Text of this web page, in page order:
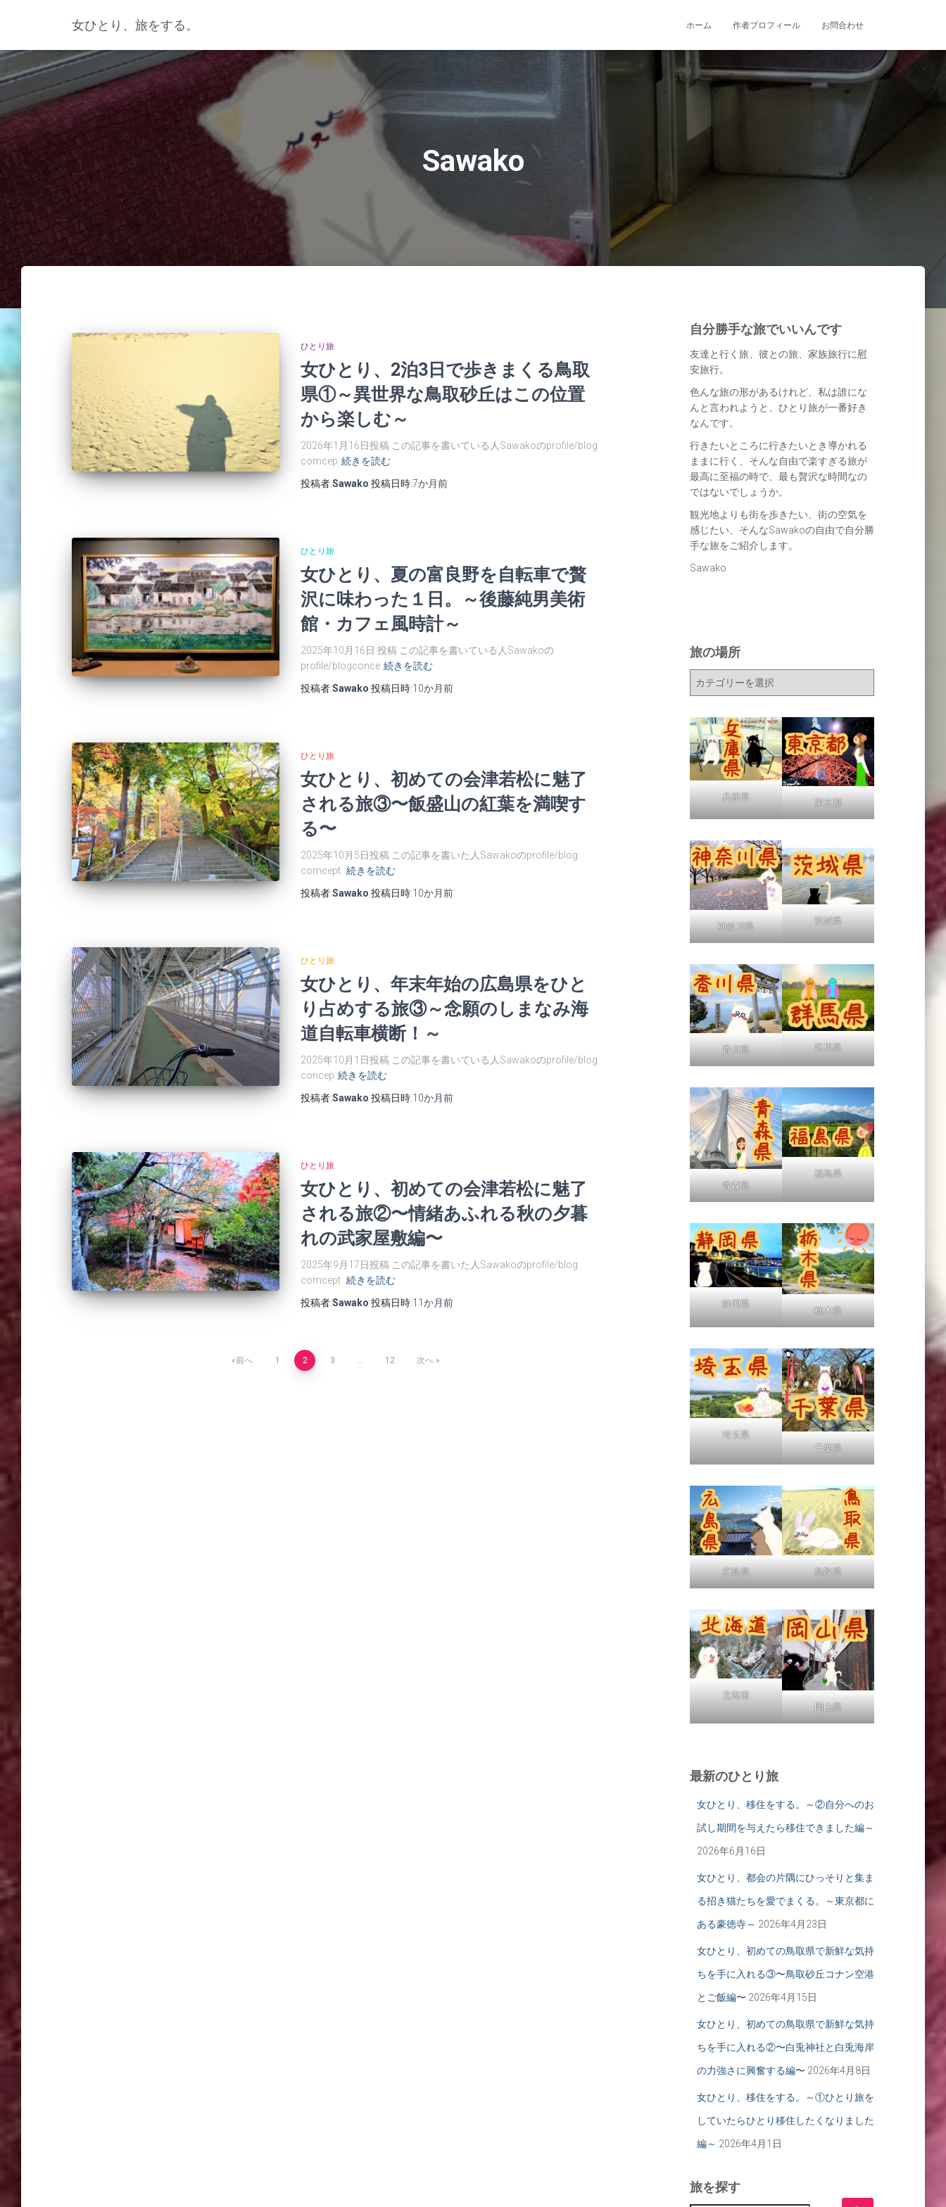
女ひとり、旅をする。 ホーム 作者プロフィール お問合わせ
Sawako
ひとり旅
女ひとり、2泊3日で歩きまくる鳥取
県①～異世界な鳥取砂丘はこの位置
から楽しむ～
2026年1月16日投稿 この記事を書いている人Sawakoのprofile/blog
comcep 続きを読む
投稿者:Sawako 投稿日時:7か月前
ひとり旅
女ひとり、夏の富良野を自転車で贅
沢に味わった１日。～後藤純男美術
館・カフェ風時計～
2025年10月16日 投稿 この記事を書いている人Sawakoの
profile/blogconce 続きを読む
投稿者:Sawako 投稿日時:10か月前
ひとり旅
女ひとり、初めての会津若松に魅了
される旅③〜飯盛山の紅葉を満喫す
る〜
2025年10月5日投稿 この記事を書いた人Sawakoのprofile/blog
comcept 続きを読む
投稿者:Sawako 投稿日時:10か月前
ひとり旅
女ひとり、年末年始の広島県をひと
り占めする旅③～念願のしまなみ海
道自転車横断！～
2025年10月1日投稿 この記事を書いている人Sawakoのprofile/blog
concep 続きを読む
投稿者:Sawako 投稿日時:10か月前
ひとり旅
女ひとり、初めての会津若松に魅了
される旅②〜情緒あふれる秋の夕暮
れの武家屋敷編〜
2025年9月17日投稿 この記事を書いた人Sawakoのprofile/blog
comcept 続きを読む
投稿者:Sawako 投稿日時:11か月前
前へ 1 2 3 … 12 次へ
自分勝手な旅でいいんです
友達と行く旅、彼との旅、家族旅行に慰
安旅行。
色んな旅の形があるけれど、私は誰にな
んと言われようと、ひとり旅が一番好き
なんです。
行きたいところに行きたいとき導かれる
ままに行く、そんな自由で楽すぎる旅が
最高に至福の時で、最も贅沢な時間なの
ではないでしょうか。
観光地よりも街を歩きたい、街の空気を
感じたい、そんなSawakoの自由で自分勝
手な旅をご紹介します。
Sawako
旅の場所
所
兵庫県
東京都
神奈川県
茨城県
香川県 群馬県
青森県
福島県
静岡県
栃木県
埼玉県
千葉県
広島県 鳥取県
北海道
岡山県
最新のひとり旅
女ひとり、移住をする。～②自分へのお
試し期間を与えたら移住できました編～
2026年6月16日
女ひとり、都会の片隅にひっそりと集ま
る招き猫たちを愛でまくる。～東京都に
ある豪徳寺～ 2026年4月23日
女ひとり、初めての鳥取県で新鮮な気持
ちを手に入れる③〜鳥取砂丘コナン空港
とご飯編〜 2026年4月15日
女ひとり、初めての鳥取県で新鮮な気持
ちを手に入れる②〜白兎神社と白兎海岸
の力強さに興奮する編〜 2026年4月8日
女ひとり、移住をする。～①ひとり旅を
していたらひとり移住したくなりました
編～ 2026年4月1日
旅を探す